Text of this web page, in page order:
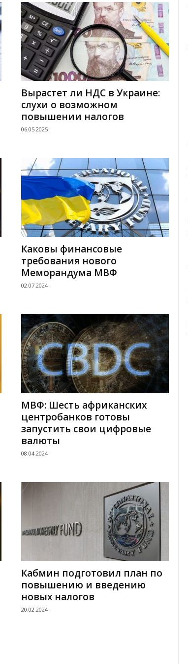
Вырастет ли НДС в Украине:
слухи о возможном
повышении налогов
06.05.2025
Каковы финансовые
требования нового
Меморандума МВФ
02.07.2024
МВФ: Шесть африканских
центробанков готовы
запустить свои цифровые
валюты
08.04.2024
Кабмин подготовил план по
повышению и введению
новых налогов
20.02.2024